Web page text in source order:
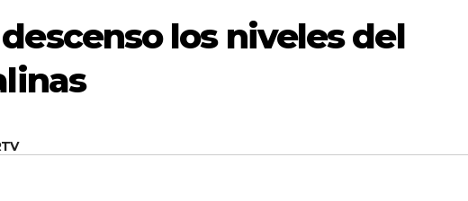
los niveles del